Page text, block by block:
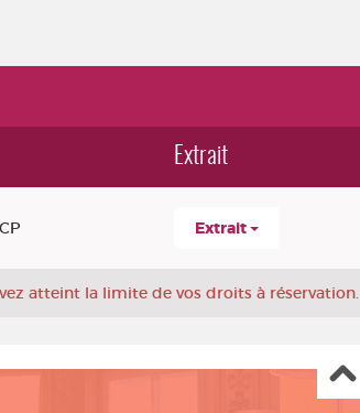
Extrait
Extrait
atteint la limite de vos droits à réservation.